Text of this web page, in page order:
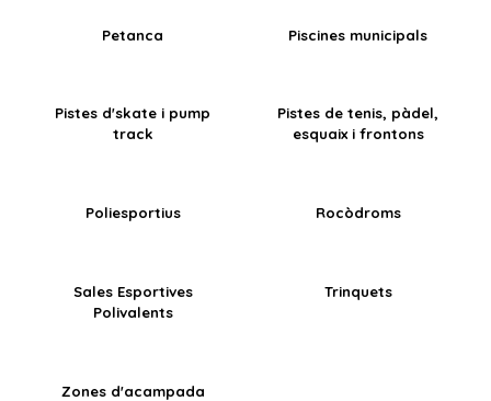
Petanca Piscines municipals
Pistes d'skate i pump
track
Pistes de tenis, pàdel,
esquaix i frontons
Poliesportius Rocòdroms
Sales Esportives
Polivalents
Trinquets
Zones d'acampada